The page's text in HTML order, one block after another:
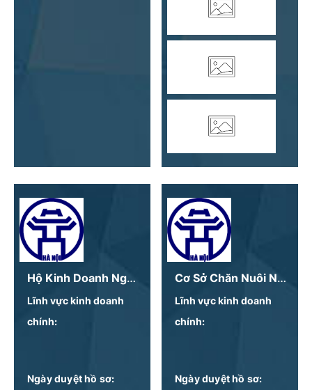
Hộ Kinh Doanh Nghiêm Thị Hường 1981
Lĩnh vực kinh doanh
chính:
Ngày duyệt hồ sơ:
Cơ Sở Chăn Nuôi Nguyễn Hòa Thuận
Lĩnh vực kinh doanh
chính:
Ngày duyệt hồ sơ: